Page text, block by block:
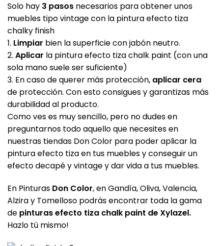
Solo hay 3 pasos necesarios para obtener unos
muebles tipo vintage con la pintura efecto tiza
chalky finish
1. Limpiar bien la superficie con jabón neutro.
2. Aplicar la pintura efecto tiza chalk paint (con una
sola mano suele ser suficiente)
3. En caso de querer más protección, aplicar cera
de protección. Con esto consigues y garantizas más
durabilidad al producto.
Como ves es muy sencillo, pero no dudes en
preguntarnos todo aquello que necesites en
nuestras tiendas Don Color para poder aplicar la
pintura efecto tiza en tus muebles y conseguir un
efecto decapé y vintage y dar vida a tus muebles.
En Pinturas Don Color, en Gandía, Oliva, Valencia,
Alzira y Tomelloso podrás encontrar toda la gama
de pinturas efecto tiza chalk paint de Xylazel.
Hazlo tú mismo!